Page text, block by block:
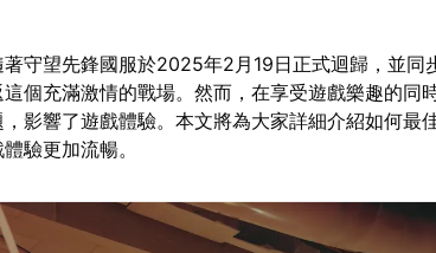
著守望先鋒國服於2025年2月19日正式迴歸，並同
這個充滿激情的戰場。然而，在享受遊戲樂趣的同
，影響了遊戲體驗。本文將為大家詳細介紹如何最
驗更加流暢。